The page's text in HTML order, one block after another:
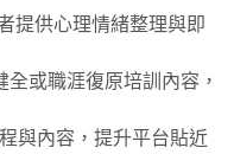
提供心理情緒整理與即
或職涯復原培訓內容，
與內容，提升平台貼近